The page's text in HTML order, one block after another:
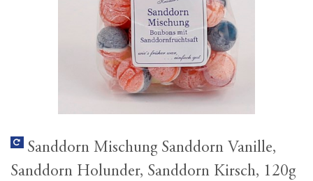
Sanddorn Mischung Sanddorn Vanille,
Sanddorn Holunder, Sanddorn Kirsch, 120g